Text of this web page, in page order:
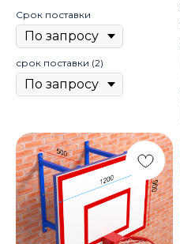
Срок поставки
срок поставки (2)